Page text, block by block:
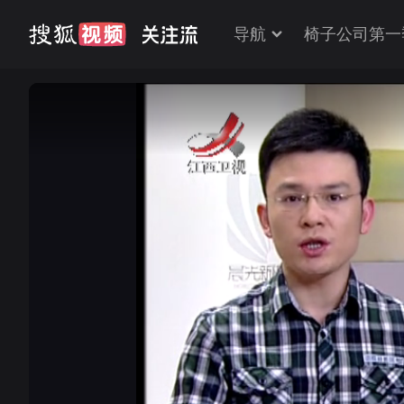
导航 椅子公司第